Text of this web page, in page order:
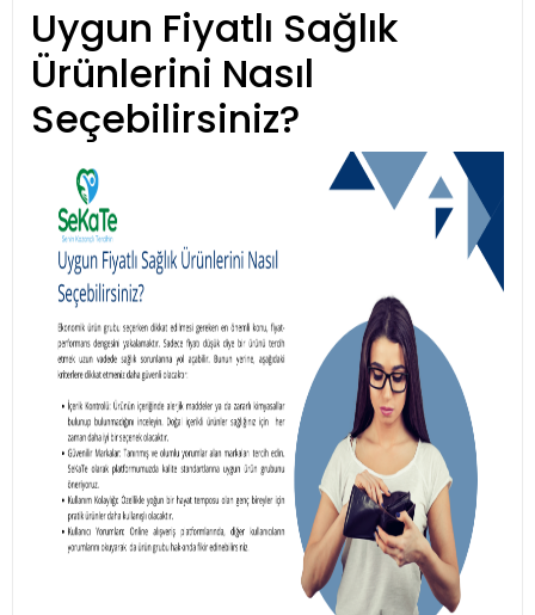
Uygun Fiyatlı Sağlık
Ürünlerini Nasıl
Seçebilirsiniz?